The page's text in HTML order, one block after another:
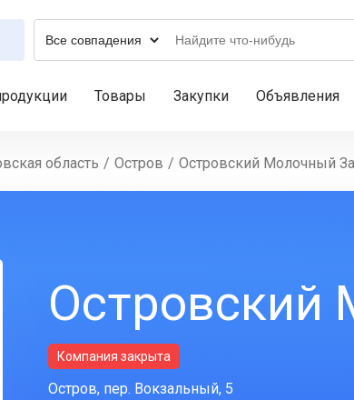
Товары Закупки Объявления
область / Остров / Островский Молочный
Островский
Компания закрыта
Остров, пер. Вокзальный, 5